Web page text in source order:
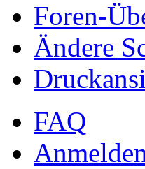
Foren-
Ändere
FAQ